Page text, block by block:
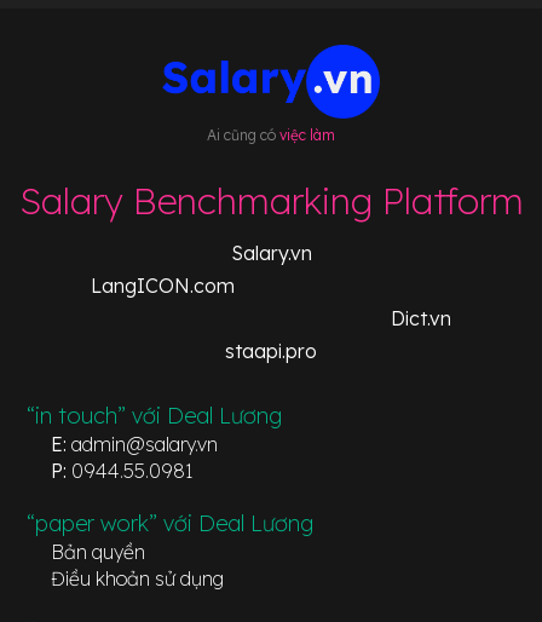
Ai cũng có việc làm
Salary Benchmarking Platform
Salary.vn
LangICON.com
Dict.vn
staapi.pro
“in touch” với Deal Lương
E: admin@salary.vn
P: 0944.55.0981
“paper work” với Deal Lương
Bản quyền
Điều khoản sử dụng